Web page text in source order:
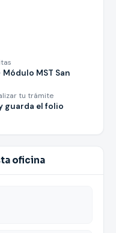
MST San
tu trámite
guarda el folio
oficina